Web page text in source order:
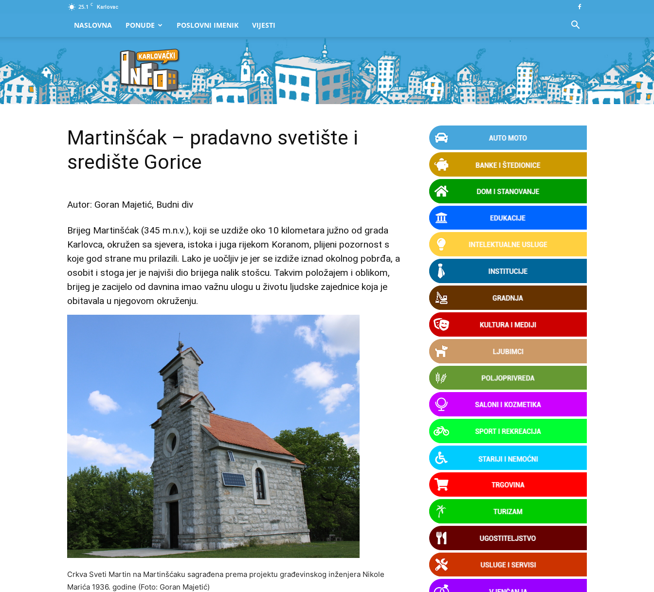
25.1 C Karlovac
NASLOVNA PONUDE POSLOVNI IMENIK VIJESTI
Karlovački
Martinšćak – pradavno svetište i
središte Gorice
Autor: Goran Majetić, Budni div
Brijeg Martinšćak (345 m.n.v.), koji se uzdiže oko 10 kilometara južno od grada
Karlovca, okružen sa sjevera, istoka i juga rijekom Koranom, plijeni pozornost s
koje god strane mu prilazili. Lako je uočljiv je jer se izdiže iznad okolnog pobrđa, a
osobit i stoga jer je najviši dio brijega nalik stošcu. Takvim položajem i oblikom,
brijeg je zacijelo od davnina imao važnu ulogu u životu ljudske zajednice koja je
obitavala u njegovom okruženju.
Crkva Sveti Martin na Martinšćaku sagrađena prema projektu građevinskog inženjera Nikole
Marića 1936. godine (Foto: Goran Majetić)